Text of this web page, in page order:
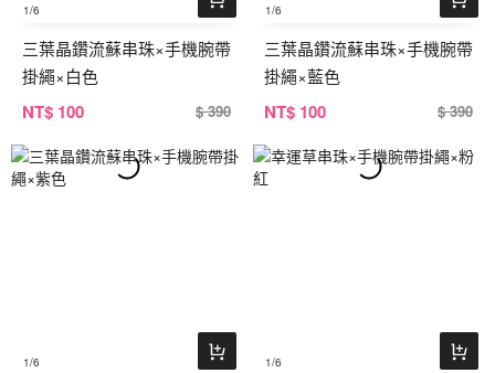
1/6
三葉晶鑽流蘇串珠×手機腕帶
掛繩×白色
NT$ 100 $ 390
1/6
三葉晶鑽流蘇串珠×手機腕帶
掛繩×藍色
NT$ 100 $ 390
1/6 1/6